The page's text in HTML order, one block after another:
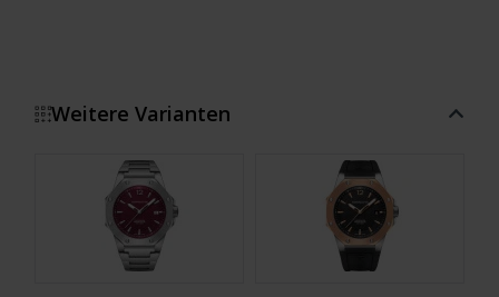
Weitere Varianten